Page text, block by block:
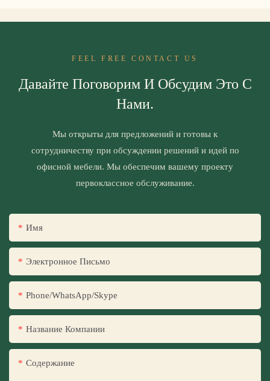
FEEL FREE CONTACT US
Давайте Поговорим И Обсудим Это С
Нами.
Мы открыты для предложений и готовы к
сотрудничеству при обсуждении решений и идей по
офисной мебели. Мы обеспечим вашему проекту
первоклассное обслуживание.
Имя
Электронное Письмо
Phone/WhatsApp/Skype
Название Компании
Содержание